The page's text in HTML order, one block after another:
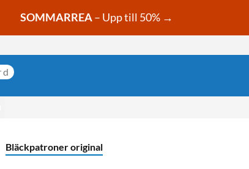
SOMMARREA– Upp till 50% →
Bläckpatroner original